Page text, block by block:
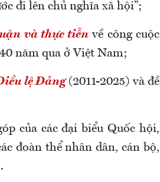
đi lên chủ nghĩa xã hội”;
và thực tiễn về công cuộc
năm qua ở Việt Nam;
lệ Đảng (2011-2025) và đề
của các đại biểu Quốc hội,
đoàn thể nhân dân, cán bộ,